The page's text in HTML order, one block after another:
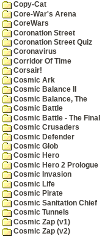
Copy-Cat
Core-War's Arena
CoreWars
Coronation Street
Coronation Street Quiz
Coronavirus
Corridor Of Time
Corsair!
Cosmic Ark
Cosmic Balance II
Cosmic Balance, The
Cosmic Battle
Cosmic Battle - The
Cosmic Crusaders
Cosmic Defender
Cosmic Glob
Cosmic Hero
Cosmic Hero 2 Prologue
Cosmic Invasion
Cosmic Life
Cosmic Pirate
Cosmic Sanitation Chief
Cosmic Tunnels
Cosmic Zap (v1)
Cosmic Zap (v2)